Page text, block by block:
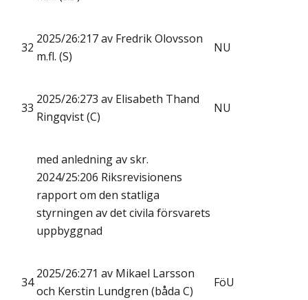
32
2025/26:217 av Fredrik Olovsson
m.fl. (S)
NU
33
2025/26:273 av Elisabeth Thand
Ringqvist (C)
NU
med anledning av skr.
2024/25:206 Riksrevisionens
rapport om den statliga
styrningen av det civila försvarets
uppbyggnad
34
2025/26:271 av Mikael Larsson
och Kerstin Lundgren (båda C)
FöU